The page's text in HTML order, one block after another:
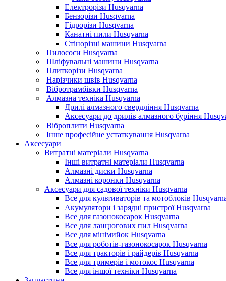
Електрорізи Husqvarna
Бензорізи Husqvarna
Гідрорізи Husqvarna
Канатні пили Husqvarna
Стінорізні машини Husqvarna
Пилососи Husqvarna
Шліфувальні машини Husqvarna
Плиткорізи Husqvarna
Нарізчики швів Husqvarna
Вібротрамбівки Husqvarna
Алмазна техніка Husqvarna
Дрилі алмазного свердління Husqvarna
Аксесуари до дрилів алмазного буріння
Віброплити Husqvarna
Інше професійне устаткування Husqvarna
Аксесуари
Витратні матеріали Husqvarna
Інші витратні матеріали Husqvarna
Алмазні диски Husqvarna
Алмазні коронки Husqvarna
Аксесуари для садової техніки Husqvarna
Все для культиваторів та мотоблоків
Акумулятори і зарядні пристрої Husqvarna
Все для газонокосарок Husqvarna
Все для ланцюгових пил Husqvarna
Все для мінімийок Husqvarna
Все для роботів-газонокосарок Husqvarna
Все для тракторів і райдерів Husqvarna
Все для тримерів і мотокос Husqvarna
Все для іншої техніки Husqvarna